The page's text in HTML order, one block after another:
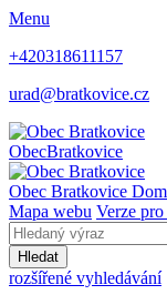
Menu
+420318611157
urad@bratkovice.cz
ObecBratkovice
Obec Bratkovice
Mapa webu Verze
Hledat
rozšířené vyhledávání